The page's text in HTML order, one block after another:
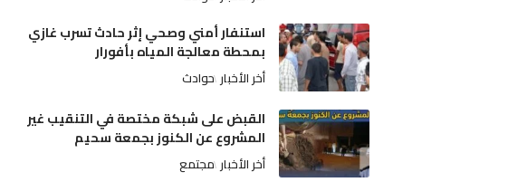
استنفار أمني وصحي إثر حادث تسرب غازي
بمحطة معالجة المياه بأفورار
أخر الأخبار حوادث
القبض على شبكة مختصة في التنقيب غير
المشروع عن الكنوز بجمعة سحيم
أخر الأخبار مجتمع